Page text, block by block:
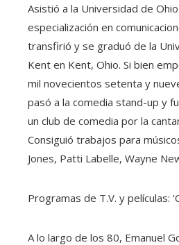
Asistió a la Universidad de
especialización en
transfirió y se graduó de la
Kent en Kent, Ohio. Si bien
mil novecientos setenta y
pasó a la comedia stand-up y
un club de comedia por la
Consiguió trabajos para
Jones, Patti Labelle, Wayne
Programas de T.V. y películas:
A lo largo de los 80, Emanuel